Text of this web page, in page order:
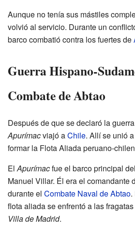
Aunque no tenía sus mástiles
volvió al servicio. Durante un
barco combatió contra los fuertes de
Guerra Hispano-
Combate de Abtao
Después de que se declaró la
Apurímacviajó aChile. Allí se unió
formar la Flota Aliada peruano-
ElApurímacfue el barco principal
Manuel Villar. Él era el comandante
durante el Combate Naval de Abtao.
flota aliada se enfrentó a las
Villa de Madrid.